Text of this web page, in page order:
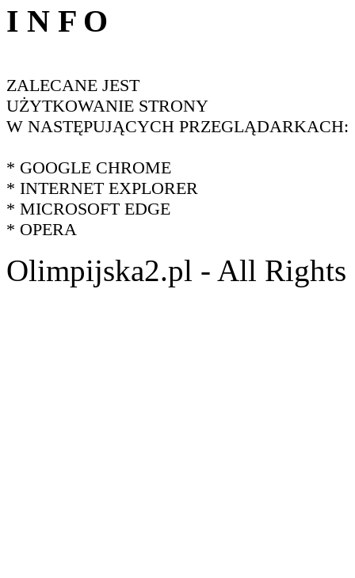
I N F O
ZALECANE JEST
UŻYTKOWANIE STRONY
W NASTĘPUJĄCYCH PRZEGLĄDARKACH:
* GOOGLE CHROME
* INTERNET EXPLORER
* MICROSOFT EDGE
* OPERA
Olimpijska2.pl - All Rights